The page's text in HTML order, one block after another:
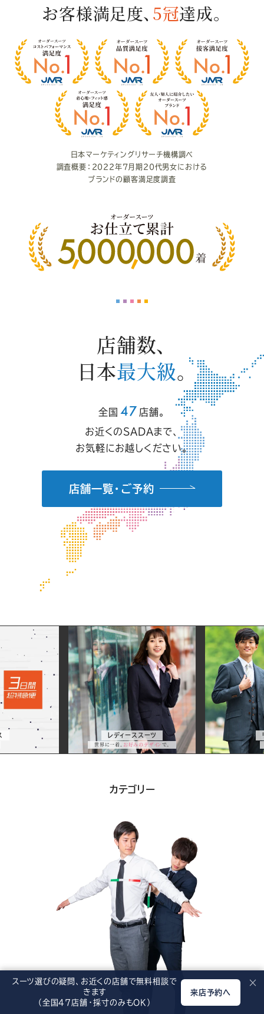
客
様
満
お客様満足度、 5冠達成。
日本マーケティングリサーチ機構調べ
調査概要：2022年7月期20代男女における
ブランドの顧客満足度調査
店舗数、
日本最大級。
全国 47 店舗。
お近くのSADAまで、
お気軽にお越しください。
店舗一覧・ご予約
ツ
&
サ
レディーススーツ
世界に一着。お好みのデザインで。
カテゴリー
スーツ選びの疑問、お近くの店舗で無料相談で
きます
（全国47店舗・採寸のみもOK）
来店予約へ
×